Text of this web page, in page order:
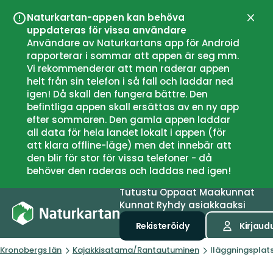
Naturkartan-appen kan behöva
uppdateras för vissa användare
Användare av Naturkartans app för Android
rapporterar i sommar att appen är seg mm.
Vi rekommenderar att man raderar appen
helt från sin telefon i så fall och laddar ned
igen! Då skall den fungera bättre. Den
befintliga appen skall ersättas av en ny app
efter sommaren. Den gamla appen laddar
all data för hela landet lokalt i appen (för
att klara offline-läge) men det innebär att
den blir för stor för vissa telefoner - då
behöver den raderas och laddas ned igen!
Sulje
TutustuOppaatMaakunnat
Kunnat Ryhdy asiakkaaksi
Rekisteröidy
Kronobergs län Kajakkisatama/Rantautuminen